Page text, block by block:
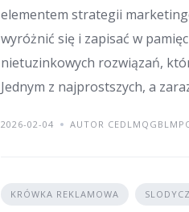
elementem strategii
wyróżnić się i zapisać w
nietuzinkowych rozwiązań,
Jednym z najprostszych, a
2026-02-04 AUTOR
KRÓWKA REKLAMOWA